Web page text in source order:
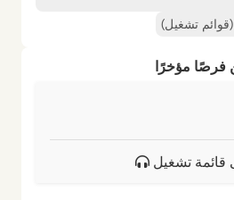
تشغيل)
فرصًا مؤخرًا
قائمة تشغيل